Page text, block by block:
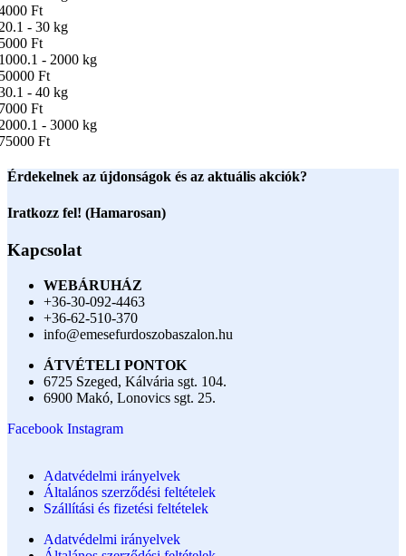
Ft
- 30 kg
Ft
- 2000 kg
Ft
- 40 kg
Ft
- 3000 kg
Ft
Érdekelnek az újdonságok és az aktuális akciók?
Iratkozz fel! (Hamarosan)
Kapcsolat
WEBÁRUHÁZ
+36-30-092-4463
+36-62-510-370
info@emesefurdoszobaszalon.hu
ÁTVÉTELI PONTOK
6725 Szeged, Kálvária sgt. 104.​
6900 Makó, Lonovics sgt. 25.
Facebook Instagram
Adatvédelmi irányelvek
Általános szerződési feltételek
Szállítási és fizetési feltételek
Adatvédelmi irányelvek